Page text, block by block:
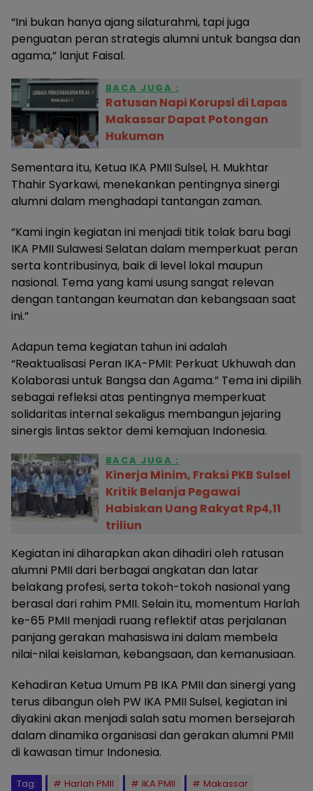
“Ini bukan hanya ajang silaturahmi, tapi juga
penguatan peran strategis alumni untuk bangsa dan
agama,” lanjut Faisal.
BACA JUGA :
Ratusan Napi Korupsi di Lapas
Makassar Dapat Potongan
Hukuman
Sementara itu, Ketua IKA PMII Sulsel, H. Mukhtar
Thahir Syarkawi, menekankan pentingnya sinergi
alumni dalam menghadapi tantangan zaman.
“Kami ingin kegiatan ini menjadi titik tolak baru bagi
IKA PMII Sulawesi Selatan dalam memperkuat peran
serta kontribusinya, baik di level lokal maupun
nasional. Tema yang kami usung sangat relevan
dengan tantangan keumatan dan kebangsaan saat
ini.”
Adapun tema kegiatan tahun ini adalah
“Reaktualisasi Peran IKA-PMII: Perkuat Ukhuwah dan
Kolaborasi untuk Bangsa dan Agama.” Tema ini dipilih
sebagai refleksi atas pentingnya memperkuat
solidaritas internal sekaligus membangun jejaring
sinergis lintas sektor demi kemajuan Indonesia.
BACA JUGA :
Kinerja Minim, Fraksi PKB Sulsel
Kritik Belanja Pegawai
Habiskan Uang Rakyat Rp4,11
triliun
Kegiatan ini diharapkan akan dihadiri oleh ratusan
alumni PMII dari berbagai angkatan dan latar
belakang profesi, serta tokoh-tokoh nasional yang
berasal dari rahim PMII. Selain itu, momentum Harlah
ke-65 PMII menjadi ruang reflektif atas perjalanan
panjang gerakan mahasiswa ini dalam membela
nilai-nilai keislaman, kebangsaan, dan kemanusiaan.
Kehadiran Ketua Umum PB IKA PMII dan sinergi yang
terus dibangun oleh PW IKA PMII Sulsel, kegiatan ini
diyakini akan menjadi salah satu momen bersejarah
dalam dinamika organisasi dan gerakan alumni PMII
di kawasan timur Indonesia.
Tag: Harlah PMII IKA PMII Makassar